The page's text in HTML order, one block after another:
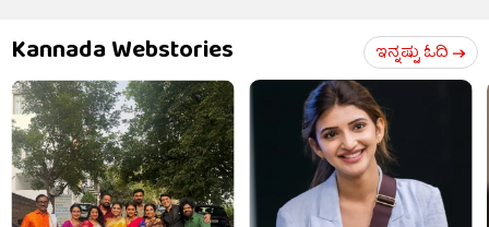
Kannada Webstories ಇನ್ನಷ್ಟು ಓದಿ